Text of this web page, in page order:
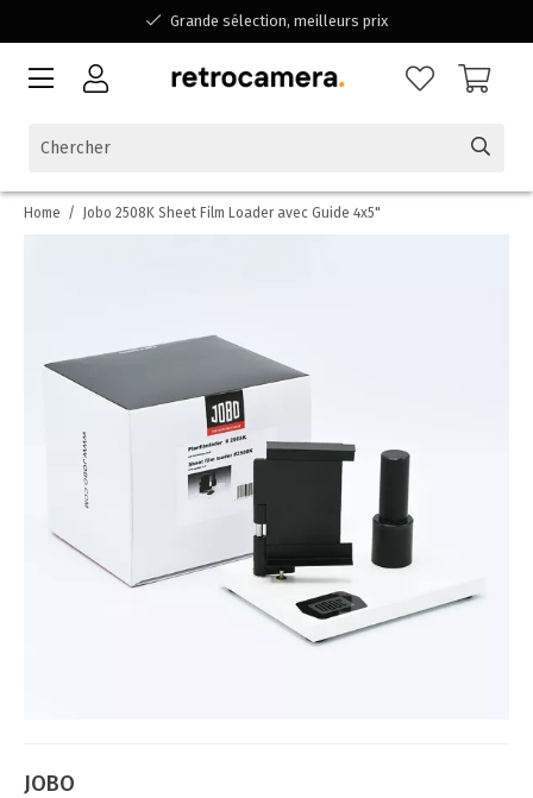
Grande sélection, meilleurs prix
Disponible pour toutes vos questions
Home / Jobo 2508K Sheet Film Loader avec Guide 4x5"
JOBO